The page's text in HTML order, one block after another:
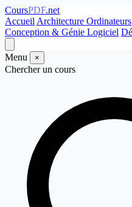
CoursPDF.net
Accueil Architecture Ordinateurs
Conception & Génie Logiciel
Menu ×
Chercher un cours